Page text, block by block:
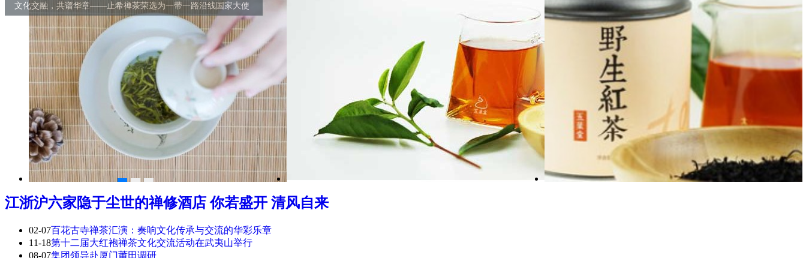
郑州少林禅茶：禅修融于茶道之中
江浙沪六家隐于尘世的禅修酒店 你若盛开 清风自来
02-07百花古寺禅茶汇演：奏响文化传承与交流的华彩乐章
11-18第十二届大红袍禅茶文化交流活动在武夷山举行
08-07集团领导赴厦门莆田调研